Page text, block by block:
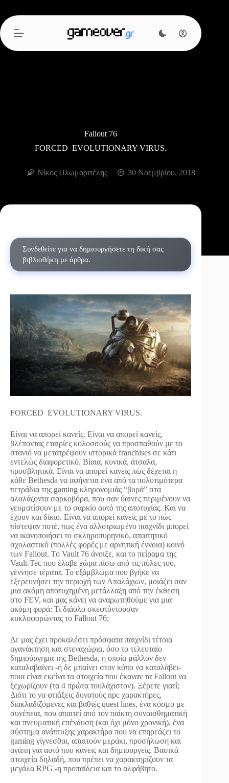
περιεχόμενο
Fallout 76
FORCED EVOLUTIONARY VIRUS.
Νίκος Πλωμαριτέλης 30 Νοεμβρίου, 2018
Συνδεθείτε για να δημιουργήσετε τη δική σας
βιβλιοθήκη με άρθρα.
FORCED EVOLUTIONARY VIRUS.
Είναι να απορεί κανείς. Είναι να απορεί κανείς,
βλέποντας εταιρίες κολοσσούς να προσπαθούν με το
στανιό να μετατρέψουν ιστορικά franchises σε κάτι
εντελώς διαφορετικό. Βίαια, κυνικά, άτσαλα,
προσβλητικά. Είναι να απορεί κανείς πώς δέχεται η
κάθε Bethesda να αφήνεται ένα από τα πολυτιμότερα
πετράδια της gaming κληρονομιάς “βορά” στα
αλαλάζοντα σαρκοβόρα, που σαν ύαινες περιμένουν να
γευματίσουν με το σαρκίο αυτό της αποτυχίας. Και να
έχουν και δίκιο. Είναι να απορεί κανείς με το πώς
πίστεψαν ποτέ, πως ένα αλλοτριωμένο παιχνίδι μπορεί
να ικανοποιήσει το σκληροπυρηνικό, απαιτητικό
σχολαστικό (πολλές φορές με αρνητική έννοια) κοινό
των Fallout. Το Vault 76 άνοιξε, και το πείραμα της
Vault-Tec που έλαβε χώρα πίσω από τις πύλες του,
γέννησε τέρατα. Το εξάμβλωμα που βγήκε να
εξερευνήσει την περιοχή των Απαλάχιων, μοιάζει σαν
μια ακόμη αποτυχημένη μετάλλαξη από την έκθεση
στο FEV, και μας κάνει να αναρωτηθούμε για μια
ακόμη φορά: Τι διάολο σκεφτόντουσαν
κυκλοφορώντας το Fallout 76;
Δε μας έχει προκαλέσει πρόσφατα παιχνίδι τέτοια
αγανάκτηση και στεναχώρια, όσο το τελευταίο
δημιούργημα της Bethesda, η οποία μάλλον δεν
καταλαβαίνει -ή δε μπαίνει στον κόπο να καταλάβει-
ποια είναι εκείνα τα στοιχεία που έκαναν τα Fallout να
ξεχωρίζουν (τα 4 πρώτα τουλάχιστον). Ξέρετε γιατί;
Διότι το να φτιάξεις δυνατούς npc χαρακτήρες,
διακλαδιζόμενες και βαθιές quest lines, ένα κόσμο με
συνέπεια, που απαιτεί από τον παίκτη συναισθηματική
και πνευματική επένδυση (και όχι μόνο χρονική), ένα
σύστημα ανάπτυξης χαρακτήρα που να επηρεάζει το
gaming γίγνεσθαι, απαιτούν μεράκι, προσήλωση και
αγάπη για αυτό που κάνεις και δημιουργείς. Βασικά
στοιχεία δηλαδή, που πρέπει να χαρακτηρίζουν τα
μεγάλα RPG -η προπαίδεια και το αλφάβητο.